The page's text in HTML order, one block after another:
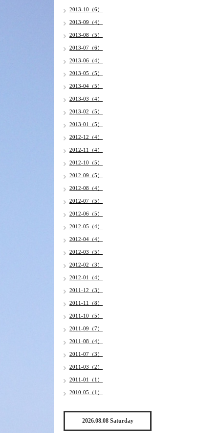
2013-10（6）
2013-09（4）
2013-08（5）
2013-07（6）
2013-06（4）
2013-05（5）
2013-04（5）
2013-03（4）
2013-02（5）
2013-01（5）
2012-12（4）
2012-11（4）
2012-10（5）
2012-09（5）
2012-08（4）
2012-07（5）
2012-06（5）
2012-05（4）
2012-04（4）
2012-03（5）
2012-02（3）
2012-01（4）
2011-12（3）
2011-11（8）
2011-10（5）
2011-09（7）
2011-08（4）
2011-07（3）
2011-03（2）
2011-01（1）
2010-05（1）
2026.08.08 Saturday